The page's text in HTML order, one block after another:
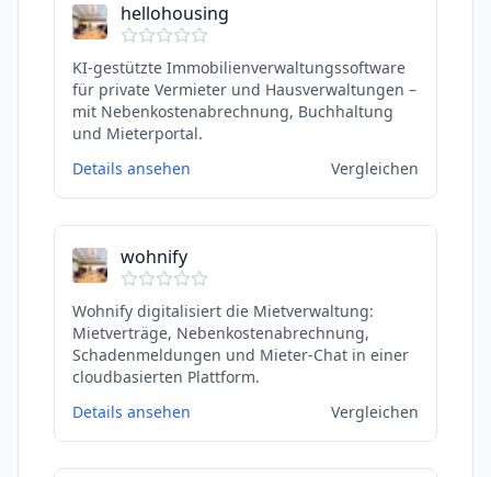
hellohousing
KI-gestützte Immobilienverwaltungssoftware
für private Vermieter und Hausverwaltungen –
mit Nebenkostenabrechnung, Buchhaltung
und Mieterportal.
Details ansehen
Vergleichen
wohnify
Wohnify digitalisiert die Mietverwaltung:
Mietverträge, Nebenkostenabrechnung,
Schadenmeldungen und Mieter-Chat in einer
cloudbasierten Plattform.
Details ansehen
Vergleichen